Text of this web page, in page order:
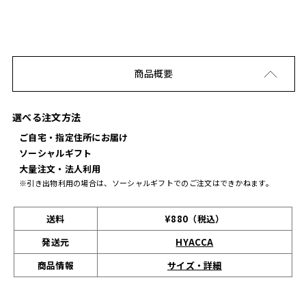
商品概要
選べる注文方法
ご自宅・指定住所にお届け
ソーシャルギフト
大量注文・法人利用
※引き出物利用の場合は、ソーシャルギフトでのご注文はできかねます。
送料
¥880（税込）
発送元
HYACCA
商品情報
サイズ・詳細